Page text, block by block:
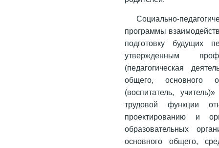
Социально-
программы
подготовку будущих
утвержденным
(педагогическая
общего, основного
(воспитатель,
трудовой функции
проектированию и
образовательных
основного общего,